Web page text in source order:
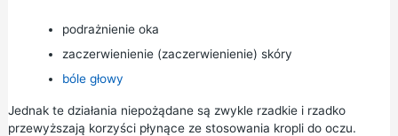
podrażnienie oka
zaczerwienienie (zaczerwienienie) skóry
bóle głowy
Jednak te działania niepożądane są zwykle rzadkie i rzadko
przewyższają korzyści płynące ze stosowania kropli do oczu.